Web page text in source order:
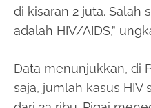
di kisaran 2 juta. Salah
adalah HIV/AIDS,”
Data menunjukkan, di
saja, jumlah kasus HIV